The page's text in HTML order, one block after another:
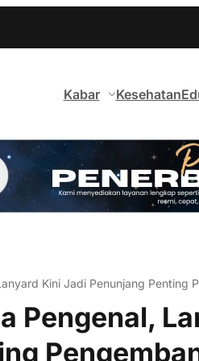
Kabar Kesehatan
Kini Jadi Penunjang Penting
Pengenal,